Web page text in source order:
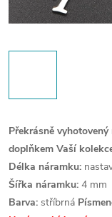
Překrásně
doplňkem Vaší
Délka náramku:
Šířka náramku: 4 mm
Barva: stříbrná